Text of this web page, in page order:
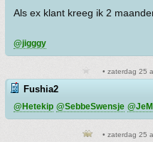
Als ex klant kreeg ik 2
@jigggy
• zaterdag 25
Fushia2
@Hetekip @SebbeSwensje
• zaterdag 25